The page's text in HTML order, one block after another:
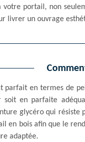
portail, non
livrer un ouvrage
parfait en termes de
soit en parfaite
glycéro qui
en bois afin que le
adaptée.